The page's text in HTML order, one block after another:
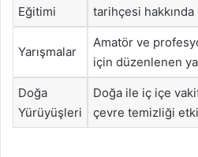
Eğitimi
tarihçesi
Yarışmalar
Amatör ve
için düzenlenen
Doğa
Yürüyüşleri
Doğa ile iç içe
çevre temizliği